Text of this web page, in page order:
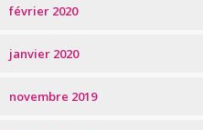
février 2020
janvier 2020
novembre 2019